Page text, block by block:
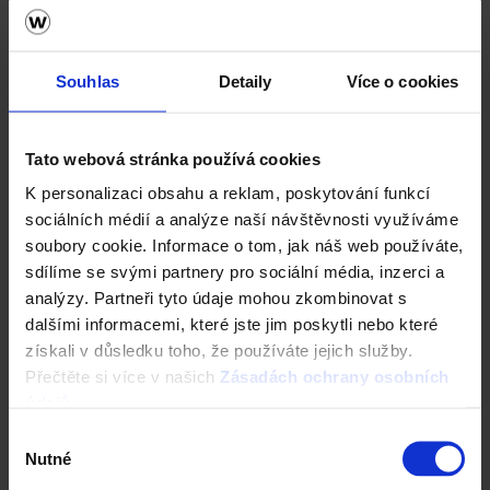
Souhlas Detaily Více o cookies
Tato webová stránka používá cookies
K personalizaci obsahu a reklam, poskytování funkcí
sociálních médií a analýze naší návštěvnosti využíváme
soubory cookie. Informace o tom, jak náš web používáte,
sdílíme se svými partnery pro sociální média, inzerci a
analýzy. Partneři tyto údaje mohou zkombinovat s
dalšími informacemi, které jste jim poskytli nebo které
získali v důsledku toho, že používáte jejich služby.
Přečtěte si více v našich Zásadách ochrany osobních
souhlasu
Nutné
nejlepší projekt RD
Václav
... Více (1)
Stáhnout vše (4)
Společnost Wienerberger s.r.o., se sídlem v Českých Budějovicích
je největším výrobcem pálených cihel v ČR. Po převzetí
společnosti Tondach se stala také největším výrobcem
keramických střešních krytin u nás. Její portfolio na trhu v ČR
Tondach. Wienerberger s.r.o., je součástí nadnárodního
koncernu Wienerberger Ziegelindustrie AG, který představuje